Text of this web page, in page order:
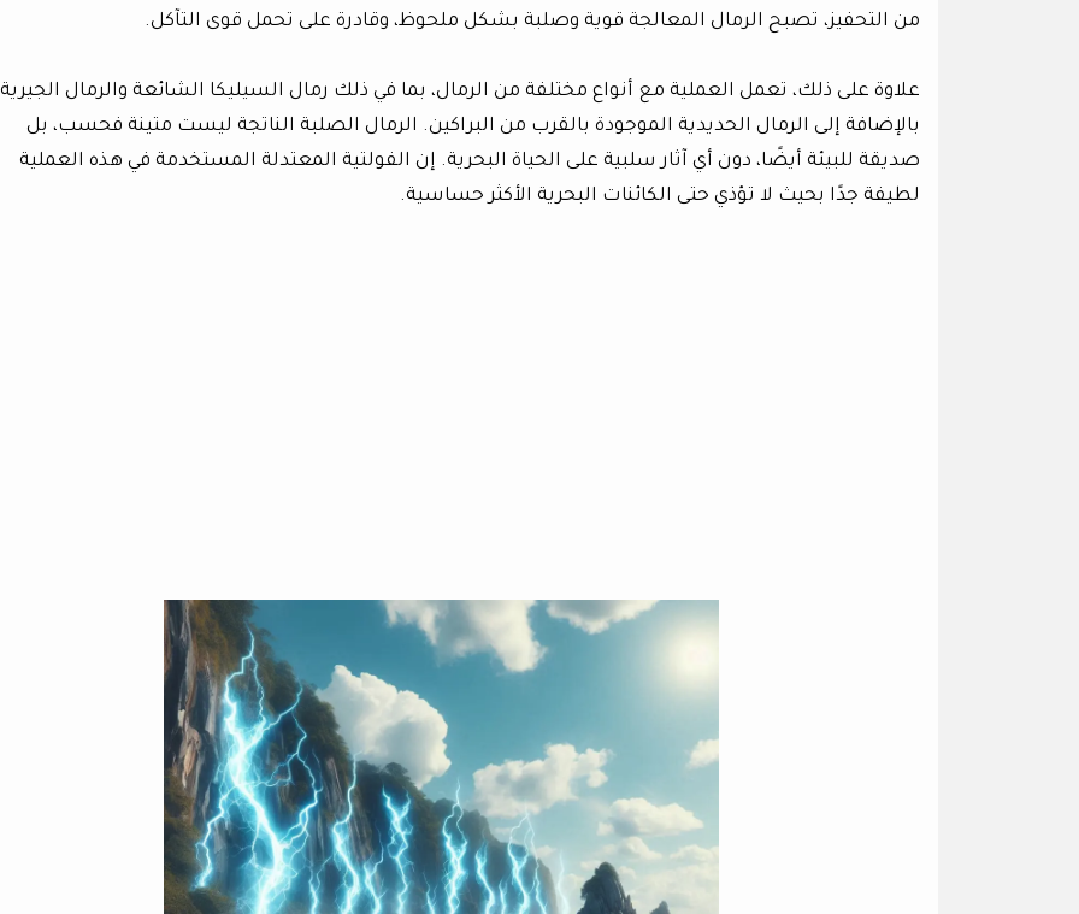
من التحفيز، تصبح الرمال المعالجة قوية وصلبة بشكل ملحوظ، وقادرة على تحمل قوى التآكل.
علاوة على ذلك، تعمل العملية مع أنواع مختلفة من الرمال، بما في ذلك رمال السيليكا الشائعة والرمال
بالإضافة إلى الرمال الحديدية الموجودة بالقرب من البراكين. الرمال الصلبة الناتجة ليست متينة فحسب، بل
صديقة للبيئة أيضًا، دون أي آثار سلبية على الحياة البحرية. إن الفولتية المعتدلة المستخدمة في هذه العملية
لطيفة جدًا بحيث لا تؤذي حتى الكائنات البحرية الأكثر حساسية.